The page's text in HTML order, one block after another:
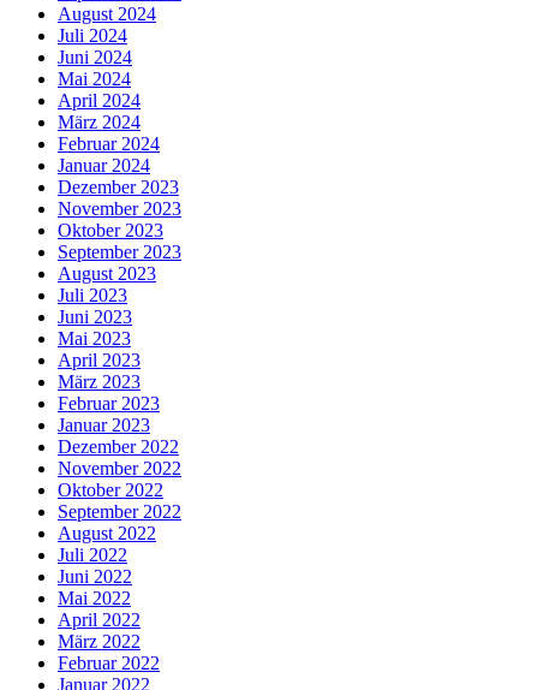
August 2024
Juli 2024
Juni 2024
Mai 2024
April 2024
März 2024
Februar 2024
Januar 2024
Dezember 2023
November 2023
Oktober 2023
September 2023
August 2023
Juli 2023
Juni 2023
Mai 2023
April 2023
März 2023
Februar 2023
Januar 2023
Dezember 2022
November 2022
Oktober 2022
September 2022
August 2022
Juli 2022
Juni 2022
Mai 2022
April 2022
März 2022
Februar 2022
Januar 2022